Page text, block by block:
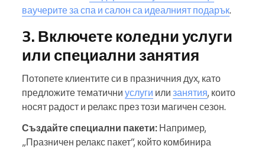
ваучерите за спа и салон са идеалният подарък.
3. Включете коледни услуги
или специални занятия
Потопете клиентите си в празничния дух, като
предложите тематични услуги или занятия, които
носят радост и релакс през този магичен сезон.
Създайте специални пакети: Например,
„Празничен релакс пакет“, който комбинира